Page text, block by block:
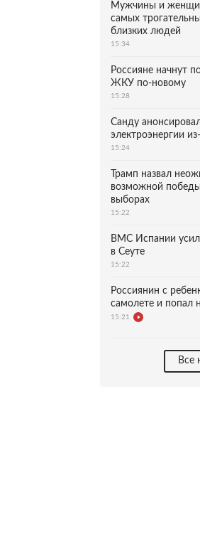
Мужчины и
самых
близких людей
15:34
Россияне начнут
ЖКУ по-новому
15:28
Санду
электроэнергии
15:24
Трамп назвал
возможной
выборах
15:22
ВМС Испании
в Сеуте
15:22
Россиянин с
самолете и попал
15:21
Все